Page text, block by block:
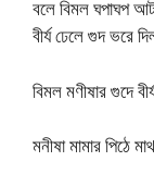
বলে বিমল ঘপাঘপ আট
বীর্য ঢেলে গুদ ভরে
বিমল মণীষার গুদে
মনীষা মামার পিঠে